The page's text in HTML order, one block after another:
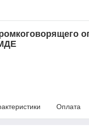
Оплата